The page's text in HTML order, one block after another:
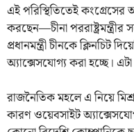
এই পরিস্থিতিতেই কংগ্রেসের
করছেন—চীনা
প্রধানমন্ত্রী চীনকে
অ্যাক্সেসযোগ্য করা হচ্ছে।
রাজনৈতিক মহলে এ নিয়ে
কারণ ওয়েবসাইট